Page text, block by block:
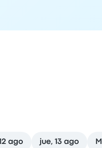
ago jue, 13 ago